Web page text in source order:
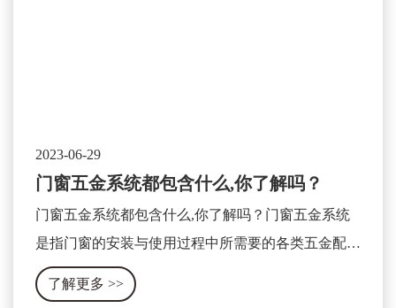
2023-06-29
门窗五金系统都包含什么,你了解吗？
门窗五金系统都包含什么,你了解吗？门窗五金系统
是指门窗的安装与使用过程中所需要的各类五金配件
及相关设备的集合体。它包含了门窗的开关、锁具、
合页、滑轨、拉手、密封条等各种零部件。
了解更多 >>